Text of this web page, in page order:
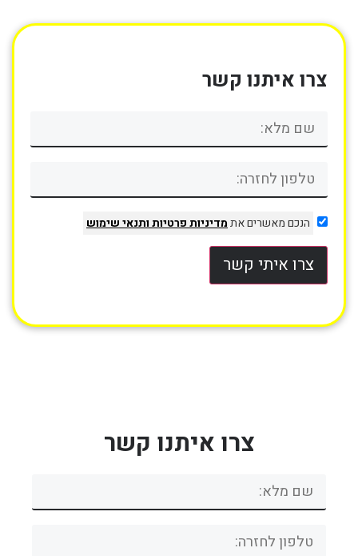
צרו איתנו קשר
הנכם מאשרים אתמדיניות פרטיותותנאי שימוש
צרו איתי קשר
צרו איתנו קשר